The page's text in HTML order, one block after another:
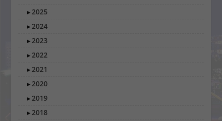
►2025
►2024
►2023
►2022
►2021
►2020
►2019
►2018